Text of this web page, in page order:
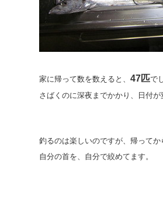
家に帰って数を数えると、 47匹で
さばくのに深夜までかかり、日付が
釣るのは楽しいのですが、帰ってか
自分の首を、自分で絞めてます。